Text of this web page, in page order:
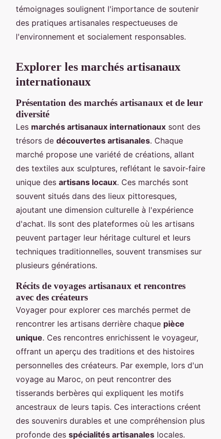
témoignages soulignent l'importance de soutenir
des pratiques artisanales respectueuses de
l'environnement et socialement responsables.
Explorer les marchés artisanaux
internationaux
Présentation des marchés artisanaux et de leur
diversité
Les marchés artisanaux internationaux sont des
trésors de découvertes artisanales. Chaque
marché propose une variété de créations, allant
des textiles aux sculptures, reflétant le savoir-faire
unique des artisans locaux. Ces marchés sont
souvent situés dans des lieux pittoresques,
ajoutant une dimension culturelle à l'expérience
d'achat. Ils sont des plateformes où les artisans
peuvent partager leur héritage culturel et leurs
techniques traditionnelles, souvent transmises sur
plusieurs générations.
Récits de voyages artisanaux et rencontres
avec des créateurs
Voyager pour explorer ces marchés permet de
rencontrer les artisans derrière chaque pièce
unique. Ces rencontres enrichissent le voyageur,
offrant un aperçu des traditions et des histoires
personnelles des créateurs. Par exemple, lors d'un
voyage au Maroc, on peut rencontrer des
tisserands berbères qui expliquent les motifs
ancestraux de leurs tapis. Ces interactions créent
des souvenirs durables et une compréhension plus
profonde des spécialités artisanales locales.